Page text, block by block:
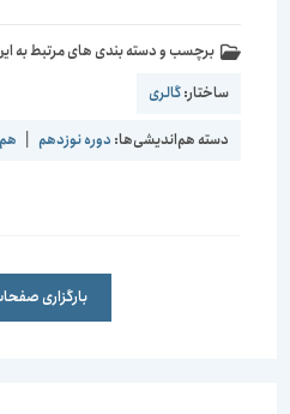
برچسب و دسته بندی های مرتبط به این
ساختار:گالری
دسته هم‌اندیشی‌ها:دوره نوزدهم | هم
بارگزاری صفحات